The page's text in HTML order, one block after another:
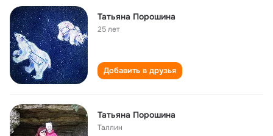
Татьяна Порошина
25 лет
Добавить в друзья
Татьяна Порошина
Таллин